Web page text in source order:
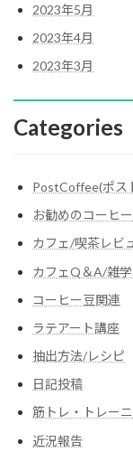
2023年5月
2023年4月
2023年3月
Categories
PostCoffee(ポス
お勧めのコーヒ
カフェ/喫茶レビ
カフェQ＆A/雑学
コーヒー豆関連
ラテアート講座
抽出方法/レシピ
日記投稿
筋トレ・トレー
近況報告